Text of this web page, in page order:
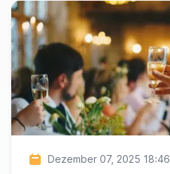
Dezember 07, 2025 18:46